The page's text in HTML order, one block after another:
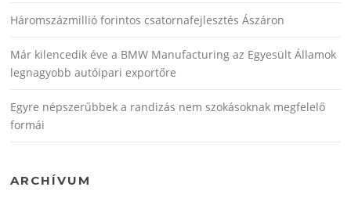
Háromszázmillió forintos csatornafejlesztés Ászáron
Már kilencedik éve a BMW Manufacturing az Egyesült Államok
legnagyobb autóipari exportőre
Egyre népszerűbbek a randizás nem szokásoknak megfelelő
formái
ARCHÍVUM